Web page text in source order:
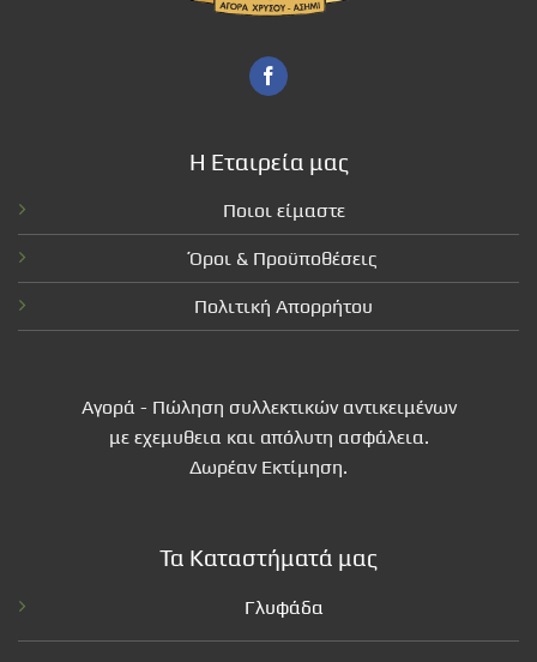
Η Εταιρεία μας
Ποιοι είμαστε
Όροι & Προϋποθέσεις
Πολιτική Απορρήτου
Αγορά - Πώληση συλλεκτικών αντικειμένων
με εχεμυθεια και απόλυτη ασφάλεια.
Δωρέαν Εκτίμηση.
Τα Καταστήματά μας
Γλυφάδα